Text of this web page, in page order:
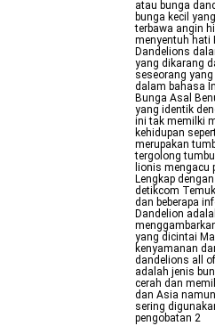
atau bunga
bunga kecil
terbawa angin
menyentuh hati
Dandelions
yang dikarang
seseorang
dalam bahasa
Bunga Asal
yang identik
ini tak memilki
kehidupan
merupakan
tergolong
lionis mengacu
Lengkap
detikcom
dan beberapa
Dandelion
yang dicintai
kenyamanan
dandelions all
adalah jenis
cerah dan
dan Asia
sering
pengobatan 2